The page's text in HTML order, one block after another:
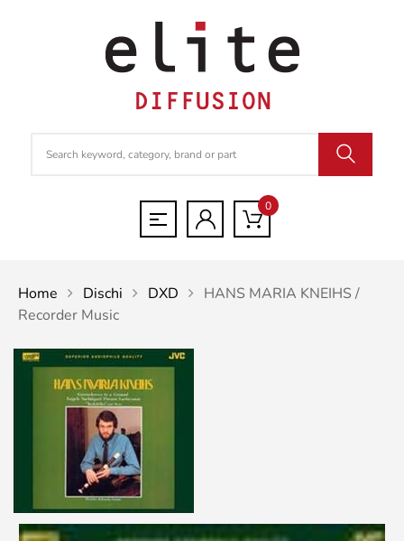
0
Home Dischi DXD
HANS MARIA KNEIHS /
Recorder Music